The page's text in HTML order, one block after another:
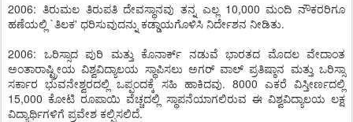
2006: ತಿರುಮಲ ತಿರುಪತಿ ದೇವಸ್ಥಾನವು ತನ್ನ ಎಲ್ಲ 10,000 ಮಂದಿ ನೌಕರರಿಗೂ
ಹಣೆಯಲ್ಲಿ `ತಿಲಕ' ಧರಿಸುವುದನ್ನು ಕಡ್ಡಾಯಗೊಳಿಸಿ ನಿರ್ದೇಶನ ನೀಡಿತು.
2006: ಒರಿಸ್ಸಾದ ಪುರಿ ಮತ್ತು ಕೊನಾರ್ಕ್ ನಡುವೆ ಭಾರತದ ಮೊದಲ ವೇದಾಂತ
ಅಂತಾರಾಷ್ಟ್ರೀಯ ವಿಶ್ವವಿದ್ಯಾಲಯ ಸ್ಥಾಪಿಸಲು ಅಗರ್ ವಾಲ್ ಪ್ರತಿಷ್ಠಾನ ಮತ್ತು ಒರಿಸ್ಸಾ
ಸರ್ಕಾರ ಭುವನೇಶ್ವರದಲ್ಲಿ ಒಪ್ಪಂದಕ್ಕೆ ಸಹಿ ಹಾಕಿದವು. 8000 ಎಕರೆ ವಿಸ್ತೀರ್ಣದಲ್ಲಿ
15,000 ಕೋಟಿ ರೂಪಾಯಿ ವೆಚ್ಚದಲ್ಲಿ ಸ್ಥಾಪನೆಯಾಗಲಿರುವ ಈ ವಿಶ್ವವಿದ್ಯಾಲಯ ಲಕ್ಷ
ವಿದ್ಯಾರ್ಥಿಗಳಿಗೆ ಪ್ರವೇಶ ಕಲ್ಪಿಸಲಿದೆ.